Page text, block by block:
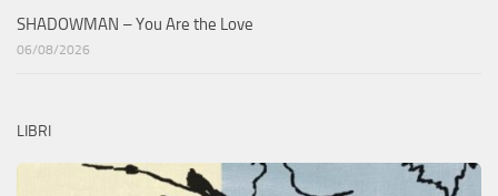
SHADOWMAN – You Are the Love
06/08/2026
LIBRI